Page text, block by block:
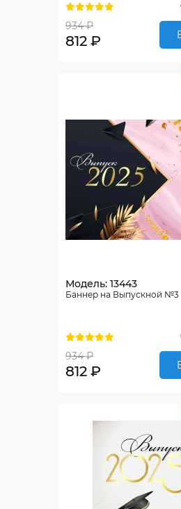
934 ₽
812 ₽
Модель: 13443
Баннер на Выпускной №3
934 ₽
812 ₽